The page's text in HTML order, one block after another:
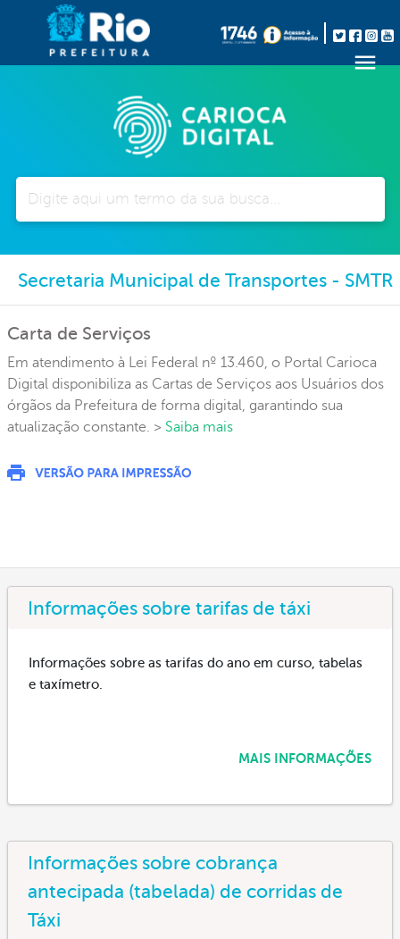
Secretaria Municipal de Transportes - SMTR
Carta de Serviços
Em atendimento à Lei Federal nº 13.460, o Portal Carioca
Digital disponibiliza as Cartas de Serviços aos Usuários dos
órgãos da Prefeitura de forma digital, garantindo sua
atualização constante. > Saiba mais
Informações sobre tarifas de táxi
Informações sobre as tarifas do ano em curso, tabelas
e taxímetro.
MAIS INFORMAÇÕES
Informações sobre cobrança
antecipada (tabelada) de corridas de
Táxi